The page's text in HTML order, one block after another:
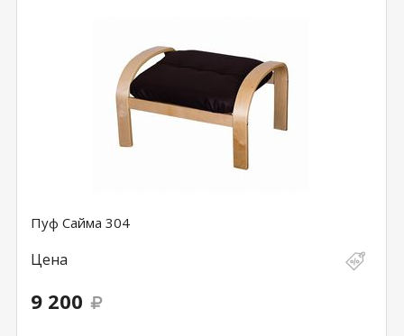
Пуф Сайма 304
Цена
9 200